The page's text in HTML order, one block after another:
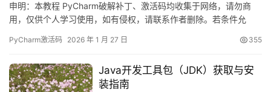
申明：本教程 PyCharm破解补丁、激活码均收集于网络，请勿商
用，仅供个人学习使用，如有侵权，请联系作者删除。若条件允
器，功能强大，适用于 Windows、Mac 和 Linux 系统。本文将详细
是什么版本、什么操作系统…
PyCharm激活码 2026 年 1 月 27 日 355
Java开发工具包（JDK）获取与安
装指南